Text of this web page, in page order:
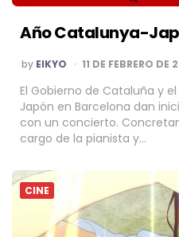
Año Catalunya-
POSTED
BY
by EIKYO 11 DE FEBRERO DE
El Gobierno de Cataluña y
Japón en Barcelona dan
con un concierto.
cargo de la pianista y…
CINE